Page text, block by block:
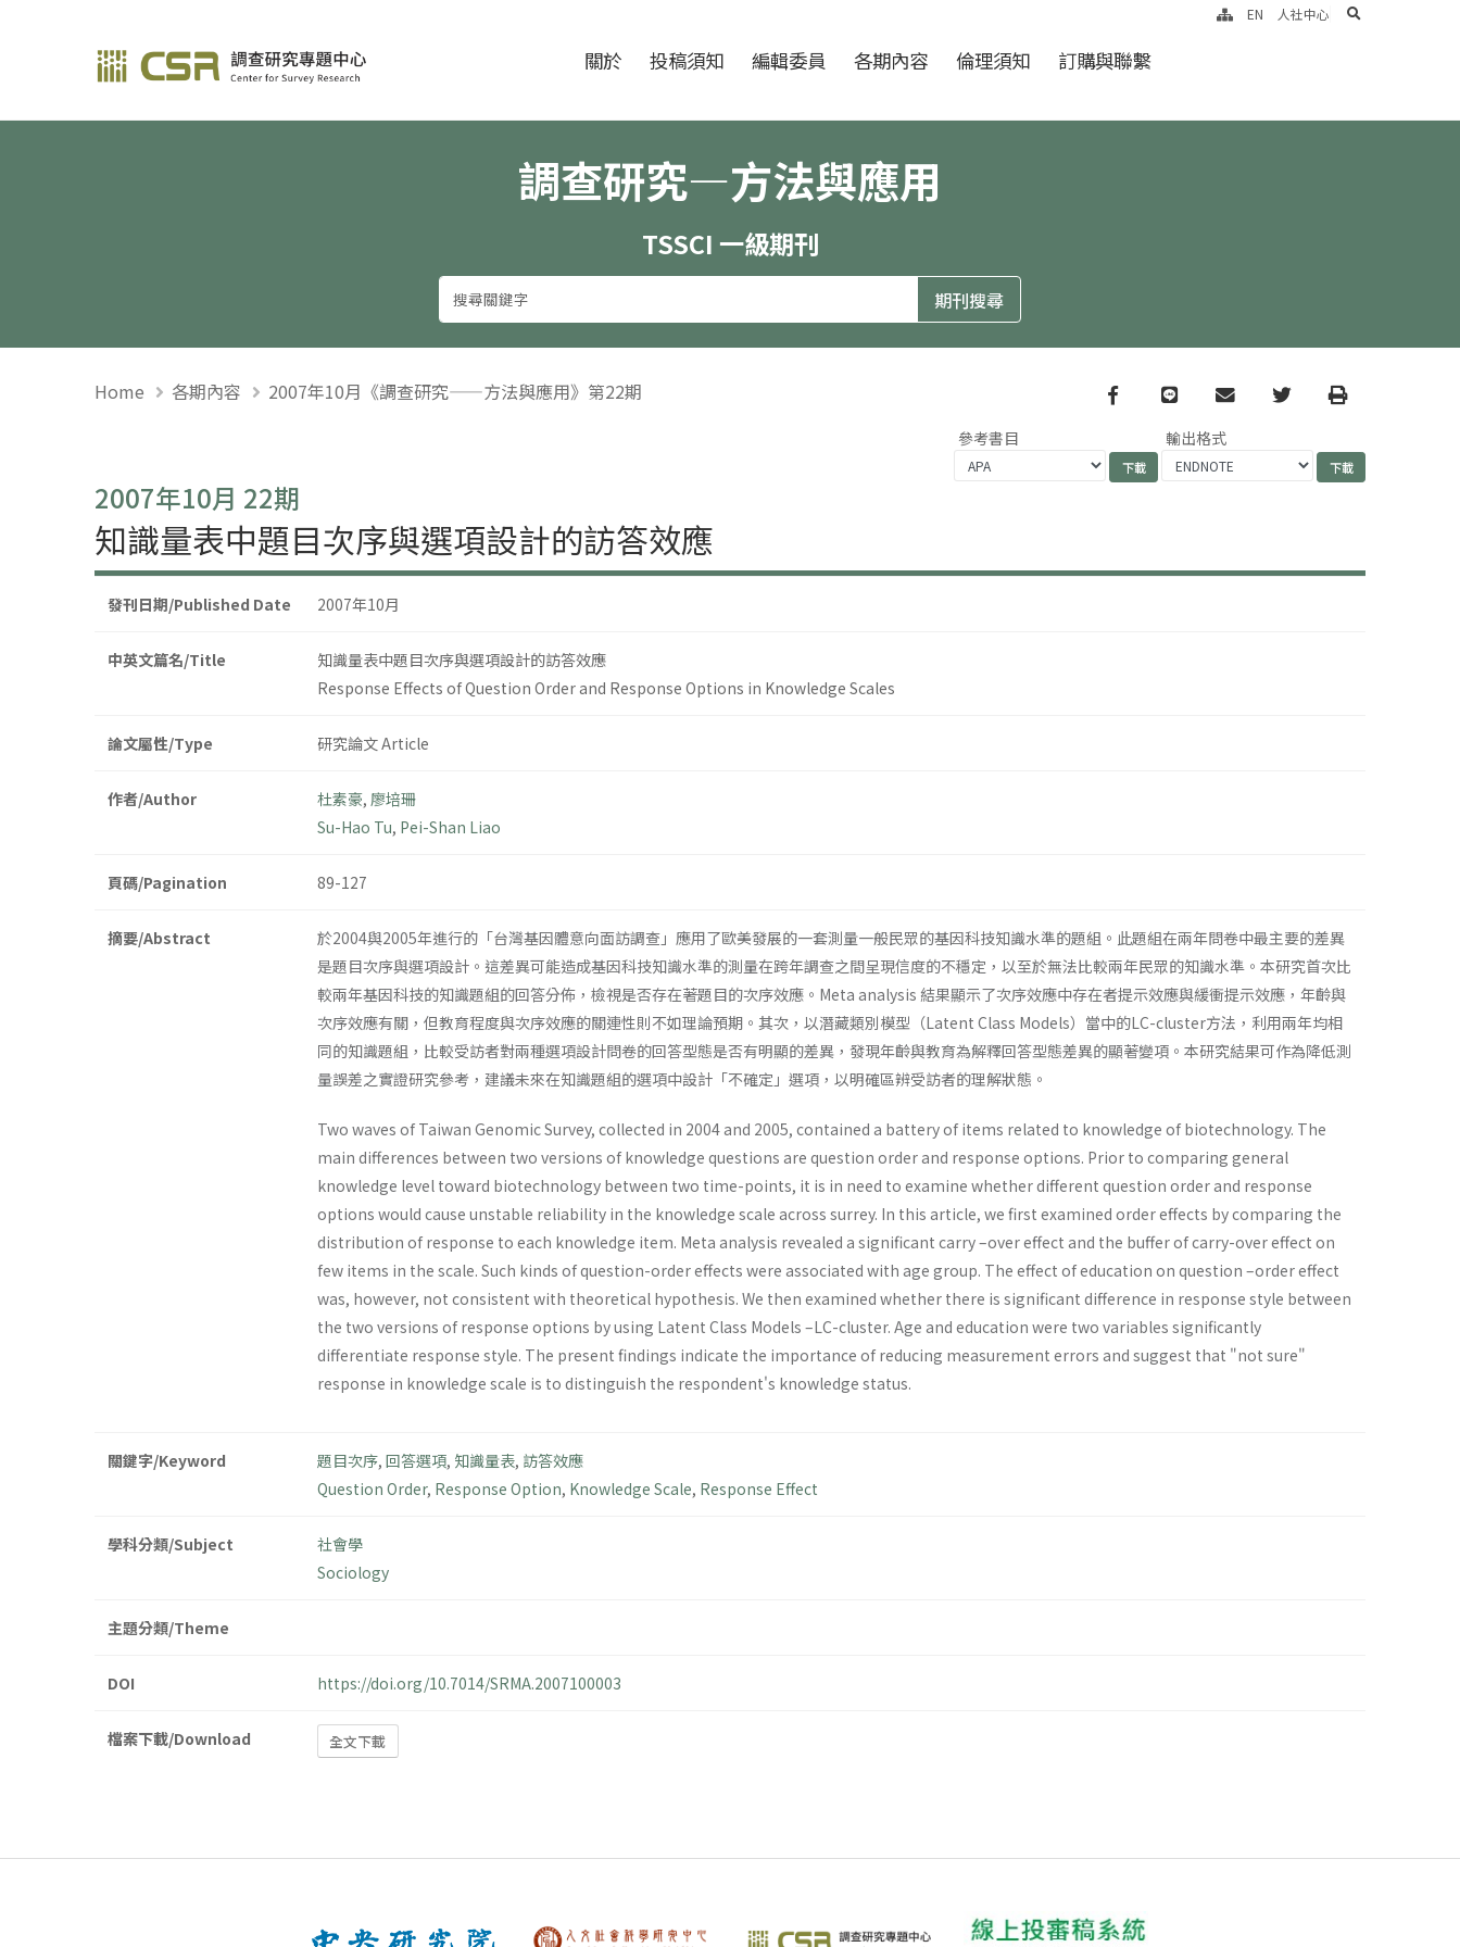
調查研究—方法與應用期刊 關於 投稿須知 編輯委員 各期內容 倫理須知 訂購與聯繫
EN 人社中心 search
調查研究—方法與應用
TSSCI 一級期刊
Home 各期內容 2007年10月《調查研究——方法與應用》第22期 Facebook
line email TwitterPrint
參考書目 輸出格式
2007年10月 22期
知識量表中題目次序與選項設計的訪答效應
發刊日期/Published Date 2007年10月
中英文篇名/Title
知識量表中題目次序與選項設計的訪答效應
Response Effects of Question Order and Response Options in Knowledge Scales
論文屬性/Type 研究論文 Article
作者/Author 杜素豪, 廖培珊
Su-Hao Tu, Pei-Shan Liao
頁碼/Pagination 89-127
摘要/Abstract
於2004與2005年進行的「台灣基因體意向面訪調查」應用了歐美發展的一套測量一般民眾的基因科技知識水準的題組。此題組在兩年問卷中最主要的差異
是題目次序與選項設計。這差異可能造成基因科技知識水準的測量在跨年調查之間呈現信度的不穩定，以至於無法比較兩年民眾的知識水準。本研究首次比
較兩年基因科技的知識題組的回答分佈，檢視是否存在著題目的次序效應。Meta analysis 結果顯示了次序效應中存在者提示效應與緩衝提示效應，年齡與
次序效應有關，但教育程度與次序效應的關連性則不如理論預期。其次，以潛藏類別模型（Latent Class Models）當中的LC-cluster方法，利用兩年均相
同的知識題組，比較受訪者對兩種選項設計問卷的回答型態是否有明顯的差異，發現年齡與教育為解釋回答型態差異的顯著變項。本研究結果可作為降低測
量誤差之實證研究參考，建議未來在知識題組的選項中設計「不確定」選項，以明確區辨受訪者的理解狀態。
Two waves of Taiwan Genomic Survey, collected in 2004 and 2005, contained a battery of items related to knowledge of biotechnology. The
main differences between two versions of knowledge questions are question order and response options. Prior to comparing general
knowledge level toward biotechnology between two time-points, it is in need to examine whether different question order and response
options would cause unstable reliability in the knowledge scale across surrey. In this article, we first examined order effects by comparing the
distribution of response to each knowledge item. Meta analysis revealed a significant carry –over effect and the buffer of carry-over effect on
few items in the scale. Such kinds of question-order effects were associated with age group. The effect of education on question –order effect
was, however, not consistent with theoretical hypothesis. We then examined whether there is significant difference in response style between
the two versions of response options by using Latent Class Models –LC-cluster. Age and education were two variables significantly
differentiate response style. The present findings indicate the importance of reducing measurement errors and suggest that "not sure"
response in knowledge scale is to distinguish the respondent's knowledge status.
關鍵字/Keyword 題目次序, 回答選項, 知識量表, 訪答效應
Question Order, Response Option, Knowledge Scale, Response Effect
學科分類/Subject
社會學
Sociology
主題分類/Theme
DOI https://doi.org/10.7014/SRMA.2007100003
檔案下載/Download 全文下載